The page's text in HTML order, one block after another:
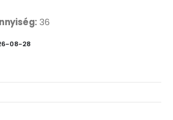
36
08-28